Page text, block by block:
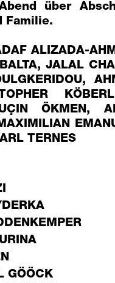
über
Familie.
ALIZADA-
JALAL
ÖKMEN,
TERNES
GÖÖCK